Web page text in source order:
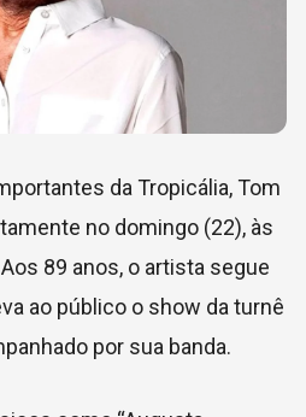
da Tropicália, Tom
no domingo (22), às
89 anos, o artista segue
ao público o show da turnê
por sua banda.